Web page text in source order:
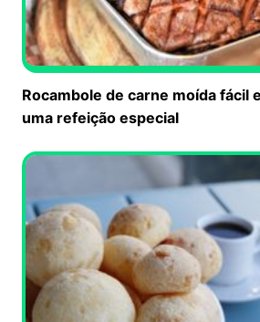
Rocambole de carne moída fácil
uma refeição especial